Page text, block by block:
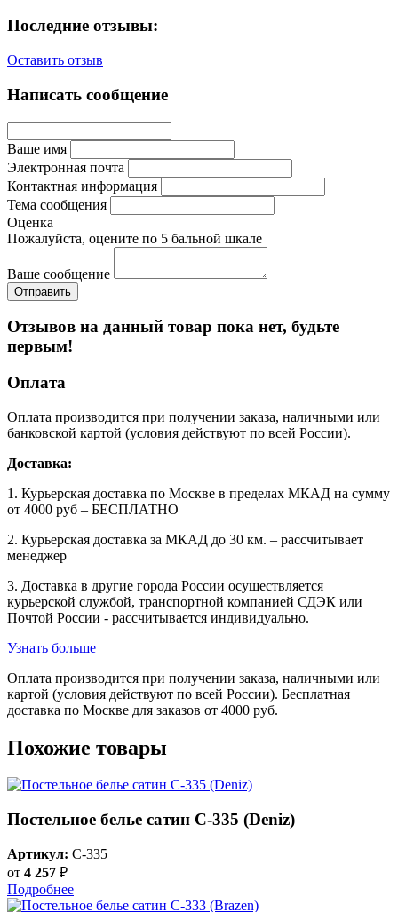
Последние отзывы:
Оставить отзыв
Написать сообщение
Ваше имя
Электронная почта
Контактная информация
Тема сообщения
Оценка
Пожалуйста, оцените по 5 бальной шкале
Ваше сообщение
Отзывов на данный товар пока нет, будьте
первым!
Оплата
Оплата производится при получении заказа, наличными или
банковской картой (условия действуют по всей России).
Доставка:
1. Курьерская доставка по Москве в пределах МКАД на сумму
от 4000 руб – БЕСПЛАТНО
2. Курьерская доставка за МКАД до 30 км. – рассчитывает
менеджер
3. Доставка в другие города России осуществляется
курьерской службой, транспортной компанией СДЭК или
Почтой России - рассчитывается индивидуально.
Узнать больше
Оплата производится при получении заказа, наличными или
картой (условия действуют по всей России). Бесплатная
доставка по Москве для заказов от 4000 руб.
Похожие товары
Постельное белье сатин С-335 (Deniz)
Артикул: C-335
от 4 257 ₽
Подробнее